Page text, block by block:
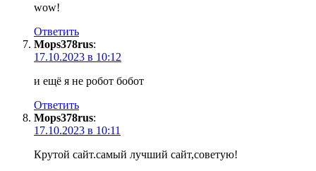
wow!
Ответить
Mops378rus:
17.10.2023 в 10:12
и ещё я не робот бобот
Ответить
Mops378rus:
17.10.2023 в 10:11
Крутой сайт.самый лучший сайт,советую!